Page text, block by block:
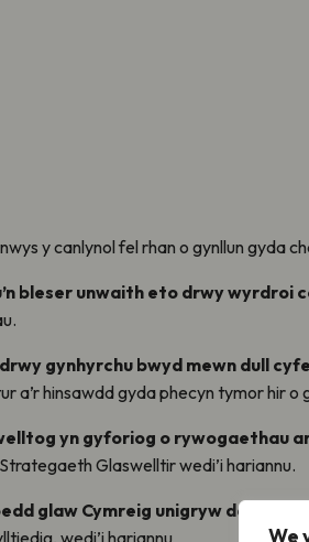
We
y canlynol fel rhan o gynllun gyda
bleser unwaith eto drwy wyrdroi
drwy gynhyrchu bwyd mewn dull
a’r hinsawdd gyda phecyn tymor hir o
yn gyforiog o rywogaethau
Glaswelltir wedi’i hariannu.
glaw Cymreig unigryw dal yno ar
wedi’i hariannu